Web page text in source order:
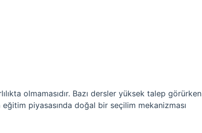
olmamasıdır. Bazı dersler yüksek talep görürken
piyasasında doğal bir seçilim mekanizması